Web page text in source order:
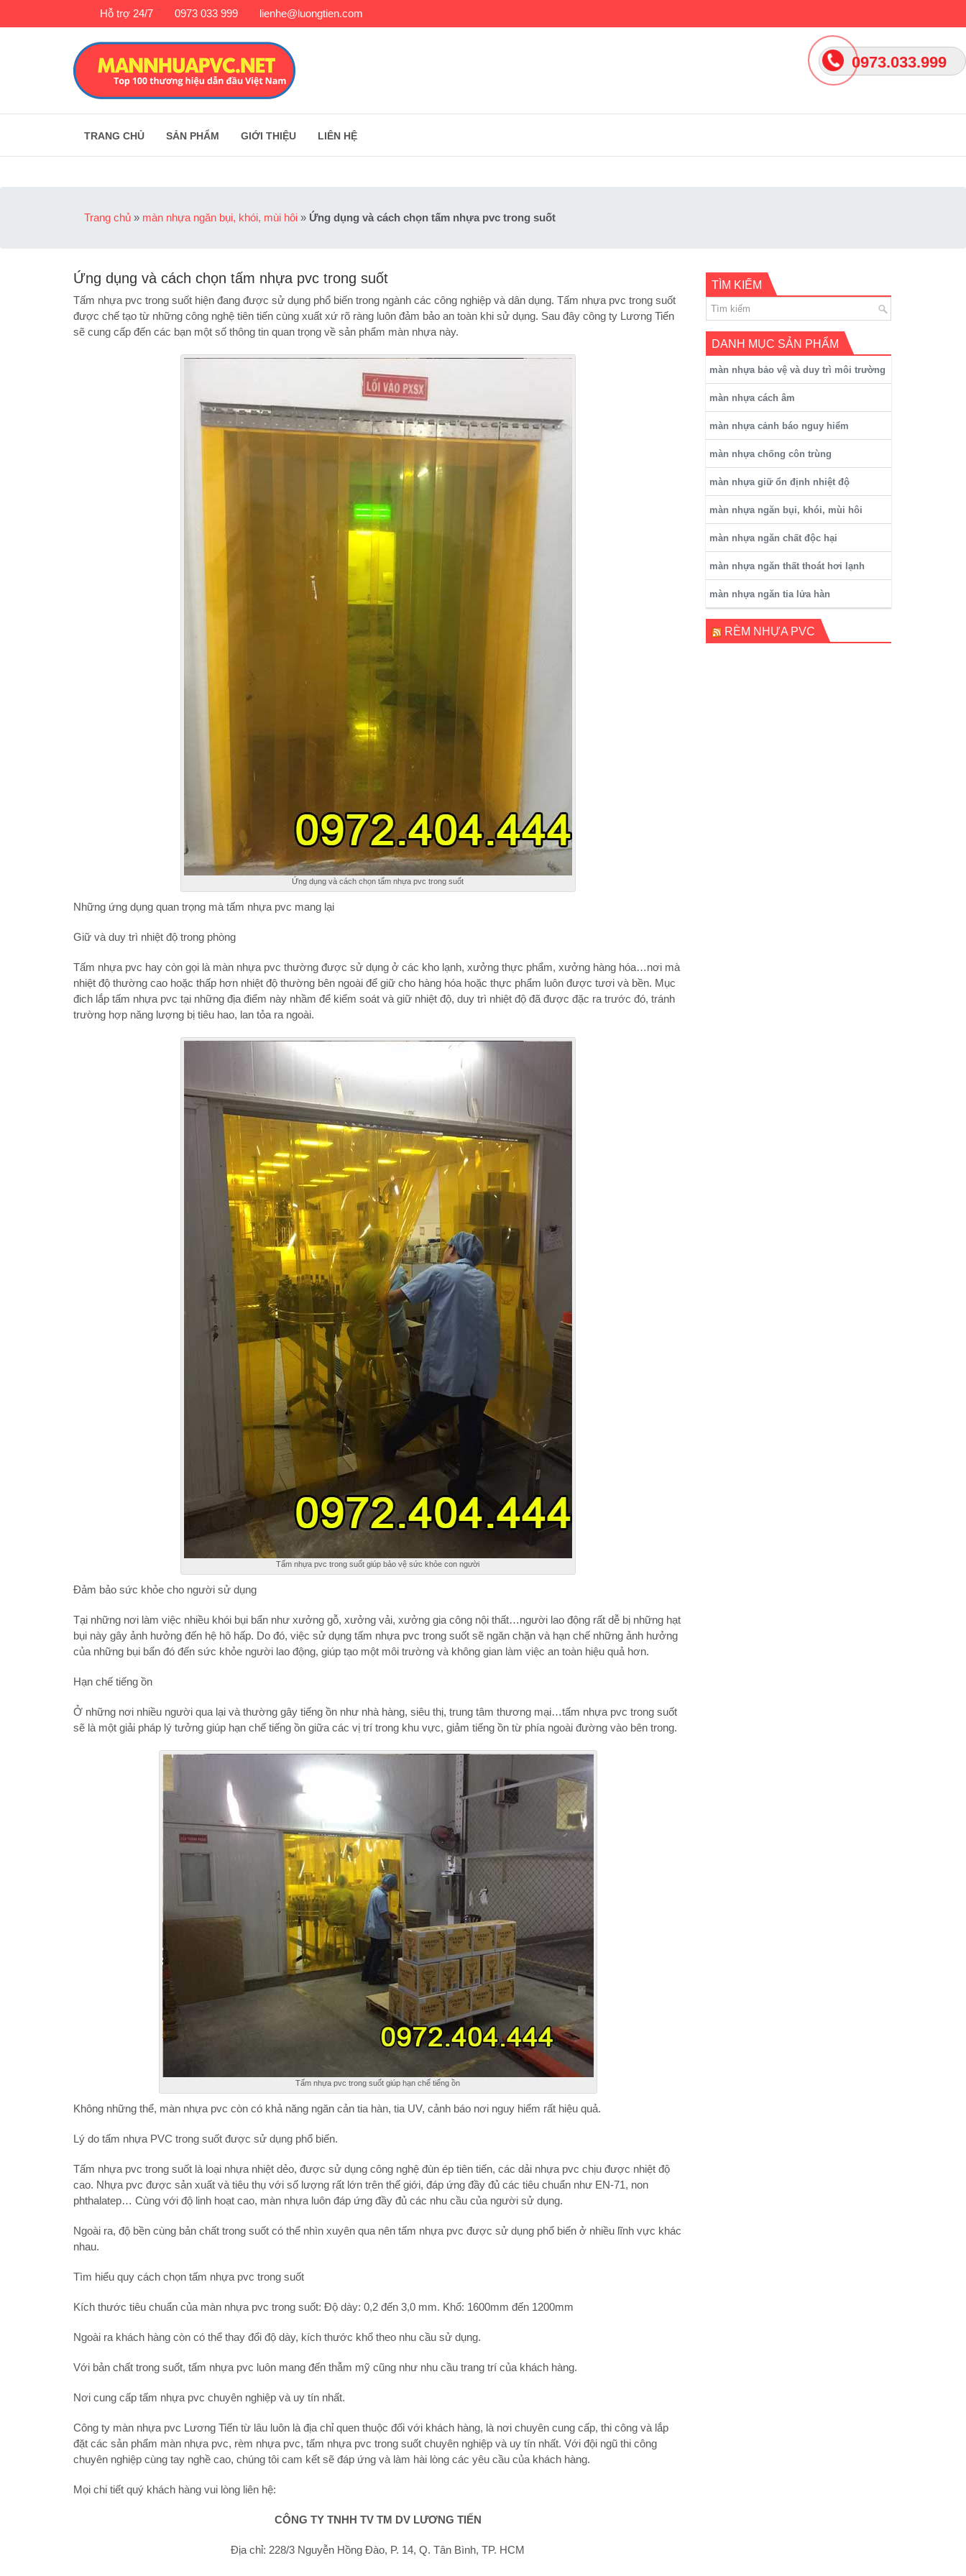
Hỗ trợ 24/7 0973 033 999 lienhe@luongtien.com
TRANG CHỦ SẢN PHẨM GIỚI THIỆU LIÊN HỆ
Trang chủ » màn nhựa ngăn bụi, khói, mùi hôi » Ứng dụng và cách chọn tấm nhựa pvc trong suốt
Ứng dụng và cách chọn tấm nhựa pvc trong suốt
Tấm nhựa pvc trong suốt hiện đang được sử dụng phổ biến trong ngành các công nghiệp và dân dụng. Tấm nhựa pvc trong suốt
được chế tạo từ những công nghệ tiên tiến cùng xuất xứ rõ ràng luôn đảm bảo an toàn khi sử dụng. Sau đây công ty Lương Tiến
sẽ cung cấp đến các bạn một số thông tin quan trọng về sản phẩm màn nhựa này.
Ứng dụng và cách chọn tấm nhựa pvc trong suốt
Những ứng dụng quan trọng mà tấm nhựa pvc mang lại
Giữ và duy trì nhiệt độ trong phòng
Tấm nhựa pvc hay còn gọi là màn nhựa pvc thường được sử dụng ở các kho lạnh, xưởng thực phẩm, xưởng hàng hóa…nơi mà
nhiệt độ thường cao hoặc thấp hơn nhiệt độ thường bên ngoài để giữ cho hàng hóa hoặc thực phẩm luôn được tươi và bền. Mục
đich lắp tấm nhựa pvc tại những địa điểm này nhầm để kiểm soát và giữ nhiệt độ, duy trì nhiệt độ đã được đặc ra trước đó, tránh
trường hợp năng lượng bị tiêu hao, lan tỏa ra ngoài.
Tấm nhựa pvc trong suốt giúp bảo vệ sức khỏe con người
Đảm bảo sức khỏe cho người sử dụng
Tại những nơi làm việc nhiều khói bụi bẩn như xưởng gỗ, xưởng vải, xưởng gia công nội thất…người lao động rất dễ bị những hạt
bụi này gây ảnh hưởng đến hệ hô hấp. Do đó, việc sử dụng tấm nhựa pvc trong suốt sẽ ngăn chặn và hạn chế những ảnh hưởng
của những bụi bẩn đó đến sức khỏe người lao động, giúp tạo một môi trường và không gian làm việc an toàn hiệu quả hơn.
Hạn chế tiếng ồn
Ở những nơi nhiều người qua lại và thường gây tiếng ồn như nhà hàng, siêu thị, trung tâm thương mại…tấm nhựa pvc trong suốt
sẽ là một giải pháp lý tưởng giúp hạn chế tiếng ồn giữa các vị trí trong khu vực, giảm tiếng ồn từ phía ngoài đường vào bên trong.
Tấm nhựa pvc trong suốt giúp hạn chế tiếng ồn
Không những thể, màn nhựa pvc còn có khả năng ngăn cản tia hàn, tia UV, cảnh báo nơi nguy hiểm rất hiệu quả.
Lý do tấm nhựa PVC trong suốt được sử dụng phổ biến.
Tấm nhựa pvc trong suốt là loại nhựa nhiệt dẻo, được sử dụng công nghệ đùn ép tiên tiến, các dải nhựa pvc chịu được nhiệt độ
cao. Nhựa pvc được sản xuất và tiêu thụ với số lượng rất lớn trên thế giới, đáp ứng đầy đủ các tiêu chuẩn như EN-71, non
phthalatep… Cùng với độ linh hoạt cao, màn nhựa luôn đáp ứng đầy đủ các nhu cầu của người sử dụng.
Ngoài ra, độ bền cùng bản chất trong suốt có thể nhìn xuyên qua nên tấm nhựa pvc được sử dụng phổ biến ở nhiều lĩnh vực khác
nhau.
Tìm hiểu quy cách chọn tấm nhựa pvc trong suốt
Kích thước tiêu chuẩn của màn nhựa pvc trong suốt: Độ dày: 0,2 đến 3,0 mm. Khổ: 1600mm đến 1200mm
Ngoài ra khách hàng còn có thể thay đổi độ dày, kích thước khổ theo nhu cầu sử dụng.
Với bản chất trong suốt, tấm nhựa pvc luôn mang đến thẫm mỹ cũng như nhu cầu trang trí của khách hàng.
Nơi cung cấp tấm nhựa pvc chuyên nghiệp và uy tín nhất.
Công ty màn nhựa pvc Lương Tiến từ lâu luôn là địa chỉ quen thuộc đối với khách hàng, là nơi chuyên cung cấp, thi công và lắp
đặt các sản phẩm màn nhựa pvc, rèm nhựa pvc, tấm nhựa pvc trong suốt chuyên nghiệp và uy tín nhất. Với đội ngũ thi công
chuyên nghiệp cùng tay nghề cao, chúng tôi cam kết sẽ đáp ứng và làm hài lòng các yêu cầu của khách hàng.
Mọi chi tiết quý khách hàng vui lòng liên hệ:
CÔNG TY TNHH TV TM DV LƯƠNG TIẾN
Địa chỉ: 228/3 Nguyễn Hồng Đào, P. 14, Q. Tân Bình, TP. HCM
TÌM KIẾM
DANH MỤC SẢN PHẨM
màn nhựa bảo vệ và duy trì môi trường
màn nhựa cách âm
màn nhựa cảnh báo nguy hiểm
màn nhựa chống côn trùng
màn nhựa giữ ổn định nhiệt độ
màn nhựa ngăn bụi, khói, mùi hôi
màn nhựa ngăn chất độc hại
màn nhựa ngăn thất thoát hơi lạnh
màn nhựa ngăn tia lửa hàn
RÈM NHỰA PVC
0973.033.999